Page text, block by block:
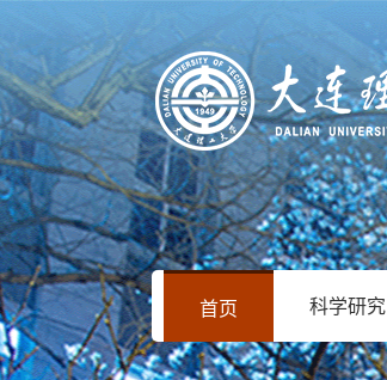
首页 科学研究